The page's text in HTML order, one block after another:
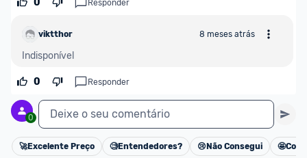
0 Responder
viktthor 8 meses atrás
Indisponível
0 Responder
0 Deixe o seu comentário
Cancelar
🚀Excelente Preço 🧐Entendedores? 😢 Não Consegui 🤩